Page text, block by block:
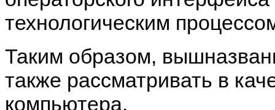
технологическим
Таким образом,
также рассматривать в
компьютера.